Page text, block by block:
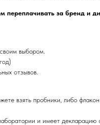
переплачивать за бренд и
выбором.
отзывов.
взять пробники, либо
и имеет декларацию